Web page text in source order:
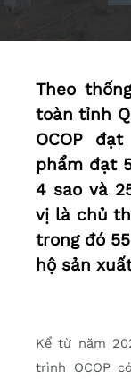
Theo
toàn tỉnh
OCOP
phẩm đạt
4 sao và
vị là chủ
trong đó
hộ sản
Kể từ năm
trình OCOP